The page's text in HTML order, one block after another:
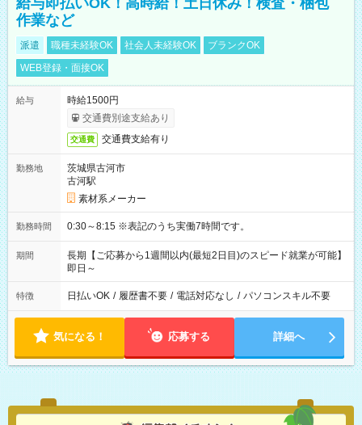
給与即払いOK！高時給！土日休み！検査・梱包
作業など
派遣 職種未経験OK 社会人未経験OK
ブランクOK
WEB登録・面接OK
給与
時給1500円
交通費別途支給あり
交通費 交通費支給有り
勤務地
茨城県古河市
古河駅
素材系メーカー
勤務時間 0:30～8:15 ※表記のうち実働7時間です。
期間
長期【ご応募から1週間以内(最短2日目)のスピード就業が可能】
即日～
特徴 日払いOK / 履歴書不要 / 電話対応なし / パソコンスキル不要
気になる！ 応募する 詳細へ